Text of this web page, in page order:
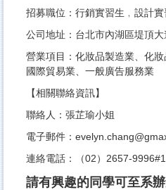
招募職位：行銷實習生﹐設計實
公司地址：台北市內湖區堤頂
營業項目：化妝品製造業、化妝
國際貿易業、一般廣告服務業
【相關聯絡資訊】
聯絡人：張芷瑜小姐
電子郵件：
連絡電話：（02）2657-
請有興趣的同學可至系